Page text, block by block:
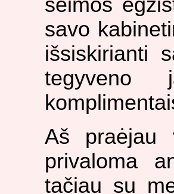
savo
išsiskirianti
tegyveno
Aš praėjau
privaloma
tačiau su